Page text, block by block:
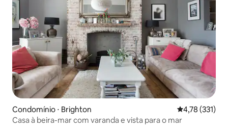
Condomínio ⋅ Brighton 4,78 de uma
4,78 (331)
Casa à beira-mar com varanda e vista para o mar